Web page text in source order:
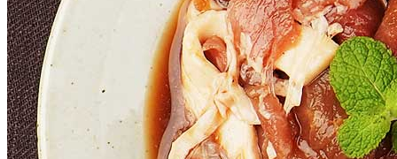
포장단위별 용량(중량)
상품상세 참조
포장단위별 수량
상품상세 참조
포장단위별 크기
상품상세 참조
제조연월일(포장일 또는 생산연도)
상품상세 참조